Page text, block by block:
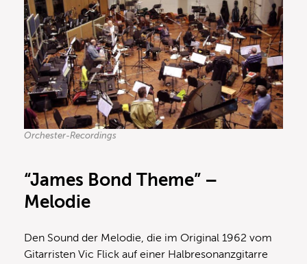
Orchester-Recordings
“James Bond Theme” –
Melodie
Den Sound der Melodie, die im Original 1962 vom
Gitarristen Vic Flick auf einer Halbresonanzgitarre